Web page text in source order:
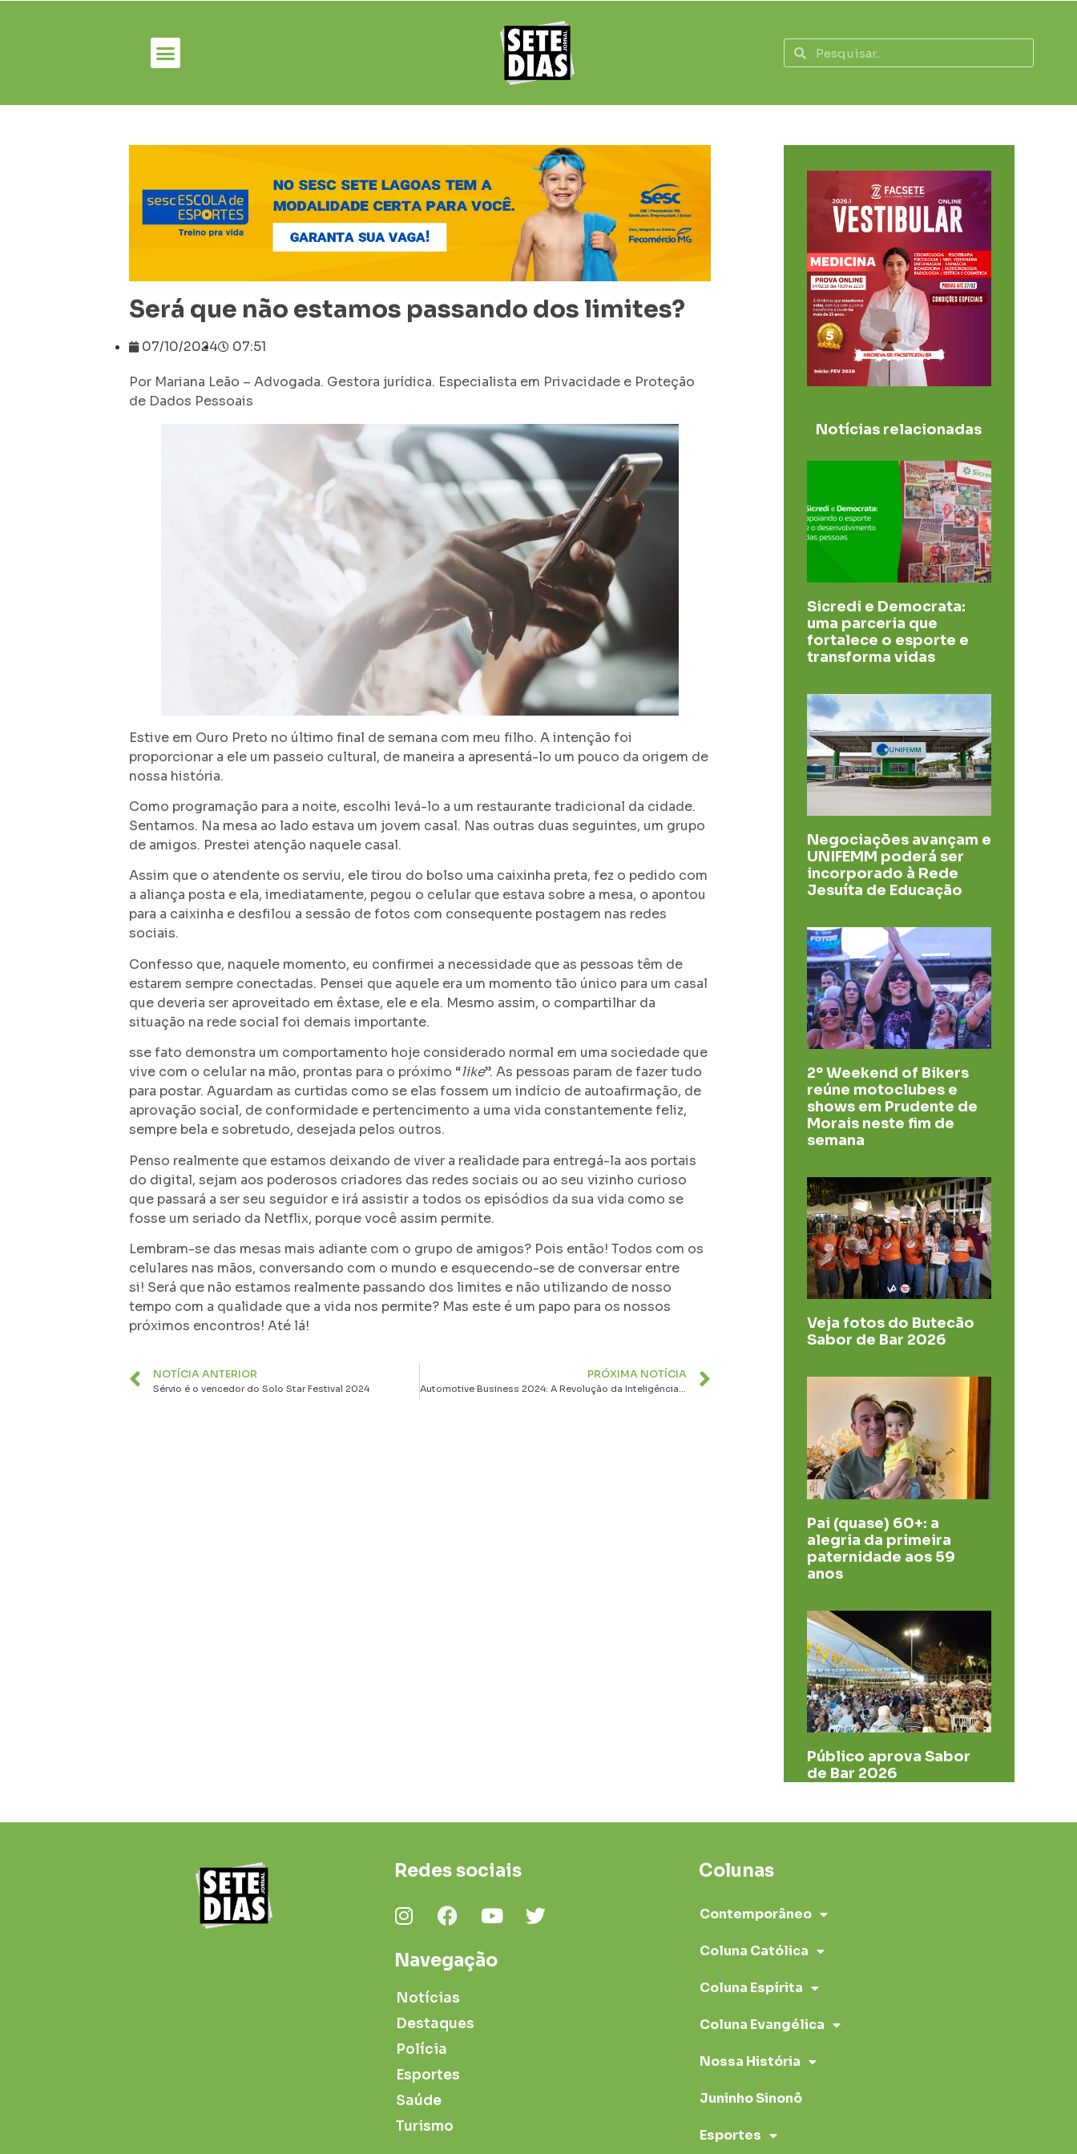
Será que não estamos passando dos limites?
07/10/2024 07:51
Por Mariana Leão – Advogada. Gestora jurídica. Especialista em Privacidade e Proteção
de Dados Pessoais
Estive em Ouro Preto no último final de semana com meu filho. A intenção foi
proporcionar a ele um passeio cultural, de maneira a apresentá-lo um pouco da origem de
nossa história.
Como programação para a noite, escolhi levá-lo a um restaurante tradicional da cidade.
Sentamos. Na mesa ao lado estava um jovem casal. Nas outras duas seguintes, um grupo
de amigos. Prestei atenção naquele casal.
Assim que o atendente os serviu, ele tirou do bolso uma caixinha preta, fez o pedido com
a aliança posta e ela, imediatamente, pegou o celular que estava sobre a mesa, o apontou
para a caixinha e desfilou a sessão de fotos com consequente postagem nas redes
sociais.
Confesso que, naquele momento, eu confirmei a necessidade que as pessoas têm de
estarem sempre conectadas. Pensei que aquele era um momento tão único para um casal
que deveria ser aproveitado em êxtase, ele e ela. Mesmo assim, o compartilhar da
situação na rede social foi demais importante.
sse fato demonstra um comportamento hoje considerado normal em uma sociedade que
vive com o celular na mão, prontas para o próximo “like”. As pessoas param de fazer tudo
para postar. Aguardam as curtidas como se elas fossem um indício de autoafirmação, de
aprovação social, de conformidade e pertencimento a uma vida constantemente feliz,
sempre bela e sobretudo, desejada pelos outros.
Penso realmente que estamos deixando de viver a realidade para entregá-la aos portais
do digital, sejam aos poderosos criadores das redes sociais ou ao seu vizinho curioso
que passará a ser seu seguidor e irá assistir a todos os episódios da sua vida como se
fosse um seriado da Netflix, porque você assim permite.
Lembram-se das mesas mais adiante com o grupo de amigos? Pois então! Todos com os
celulares nas mãos, conversando com o mundo e esquecendo-se de conversar entre
si! Será que não estamos realmente passando dos limites e não utilizando de nosso
tempo com a qualidade que a vida nos permite? Mas este é um papo para os nossos
próximos encontros! Até lá!
NOTÍCIA ANTERIOR
Sérvio é o vencedor do Solo Star Festival 2024
PRÓXIMA NOTÍCIA
Automotive Business 2024: A Revolução da Inteligência Artificial no Setor Automotivo
Notícias relacionadas
Sicredi e Democrata:
uma parceria que
fortalece o esporte e
transforma vidas
Negociações avançam e
UNIFEMM poderá ser
incorporado à Rede
Jesuíta de Educação
2º Weekend of Bikers
reúne motoclubes e
shows em Prudente de
Morais neste fim de
semana
Veja fotos do Butecão
Sabor de Bar 2026
Pai (quase) 60+: a
alegria da primeira
paternidade aos 59
anos
Público aprova Sabor
de Bar 2026
Redes sociais
Navegação
Notícias
Destaques
Polícia
Esportes
Saúde
Turismo
Colunas
Contemporâneo
Coluna Católica
Coluna Espírita
Coluna Evangélica
Nossa História
Juninho Sinonô
Esportes